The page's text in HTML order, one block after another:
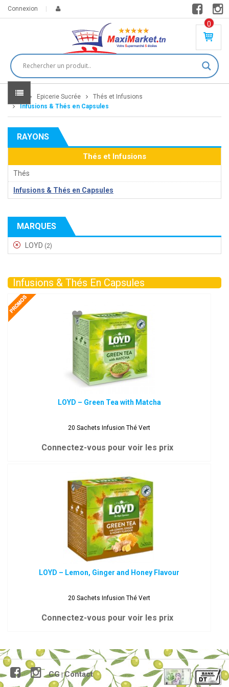
Connexion
0
PR
DU
IT(
S)
Home Epicerie Sucrée
Thés et Infusions
Infusions & Thés en Capsules
RAYONS
Thés et Infusions
Thés
Infusions & Thés en Capsules
MARQUES
LOYD (2)
Infusions & Thés En Capsules
LOYD – Green Tea with Matcha
20 Sachets Infusion Thé Vert
Connectez-vous pour voir les prix
LOYD – Lemon, Ginger and Honey Flavour
20 Sachets Infusion Thé Vert
Connectez-vous pour voir les prix
CG|Contact